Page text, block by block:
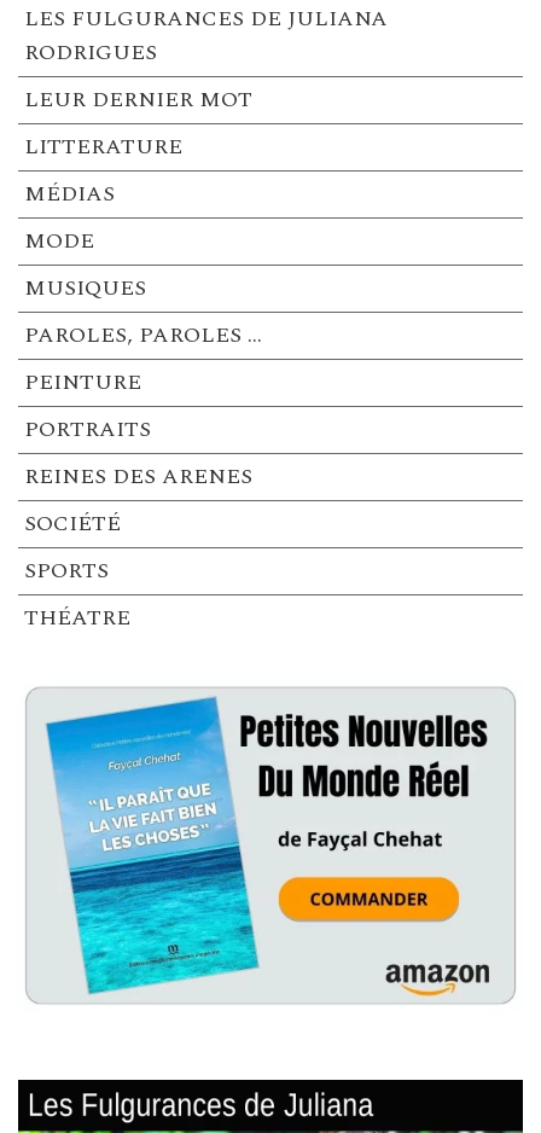
LES FULGURANCES DE JULIANA
RODRIGUES
LEUR DERNIER MOT
LITTERATURE
MÉDIAS
MODE
MUSIQUES
PAROLES, PAROLES …
PEINTURE
PORTRAITS
REINES DES ARENES
SOCIÉTÉ
SPORTS
THÉATRE